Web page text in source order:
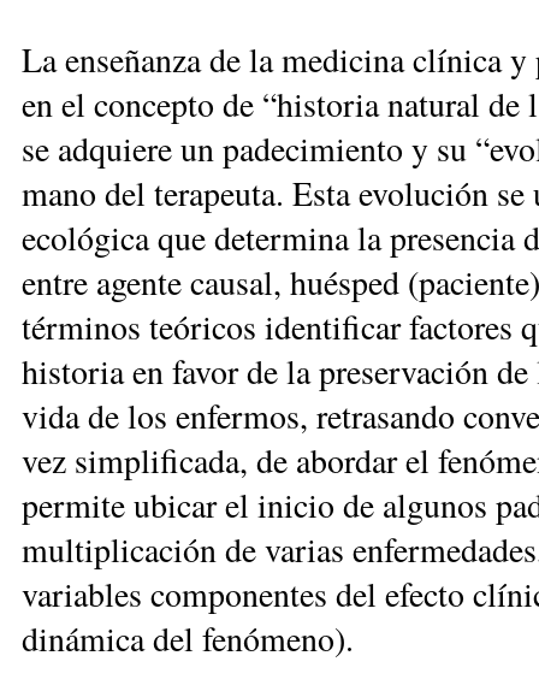
La enseñanza de la medicina clínica
en el concepto de “historia natural de
se adquiere un padecimiento y su
mano del terapeuta. Esta evolución
ecológica que determina la presencia
entre agente causal, huésped
términos teóricos identificar factores
historia en favor de la preservación
vida de los enfermos, retrasando
vez simplificada, de abordar el
permite ubicar el inicio de algunos
multiplicación de varias
variables componentes del efecto
dinámica del fenómeno).